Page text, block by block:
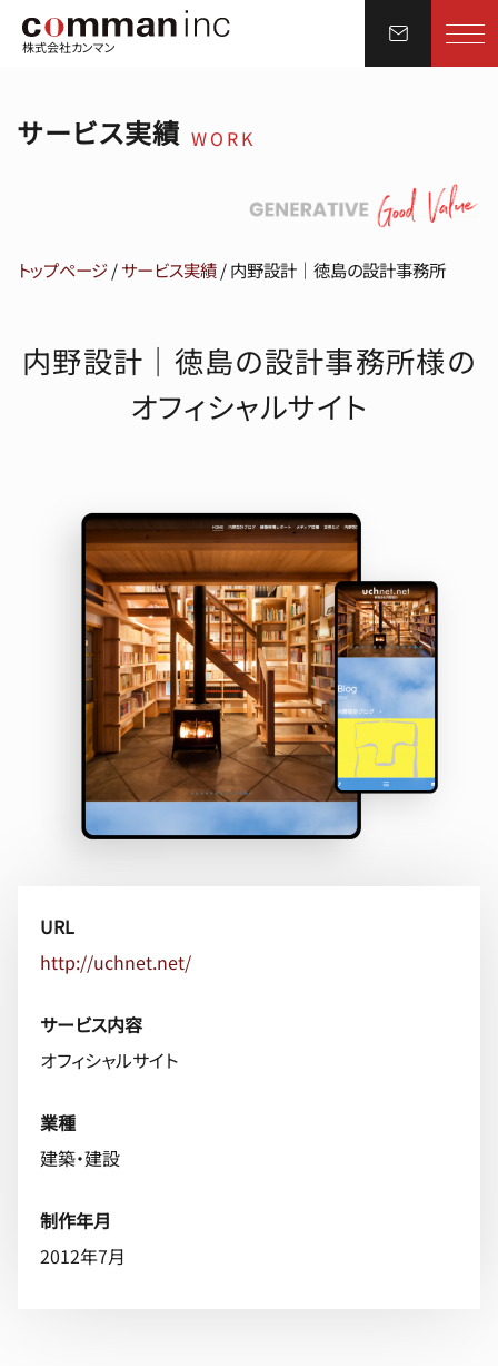
株式会社カンマン
サービス実績 WORK
トップページ/サービス実績/内野設計｜徳島の設計事務所
内野設計｜徳島の設計事務所様の
オフィシャルサイト
URL
http://uchnet.net/
サービス内容
オフィシャルサイト
業種
建築・建設
制作年月
2012年7月